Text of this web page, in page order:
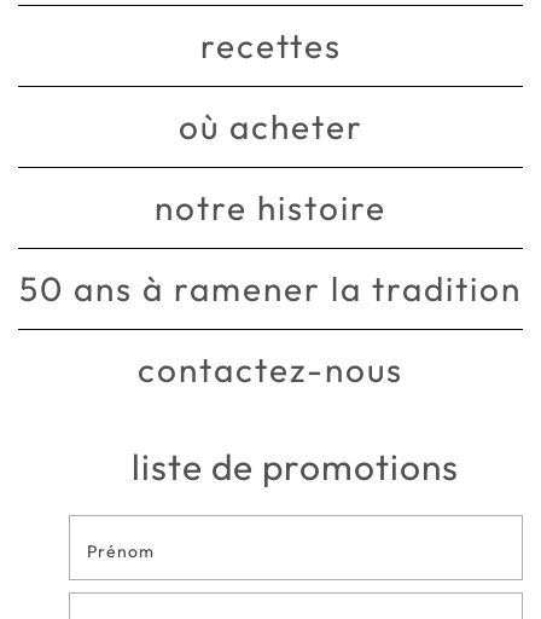
recettes
où acheter
notre histoire
50 ans à ramener la tradition
contactez-nous
liste de promotions
Formulaire
de contact